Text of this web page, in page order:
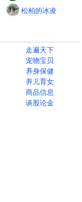
松柏的冰凌
走遍天下
宠物宝贝
养身保健
养儿育女
商品信息
谈股论金